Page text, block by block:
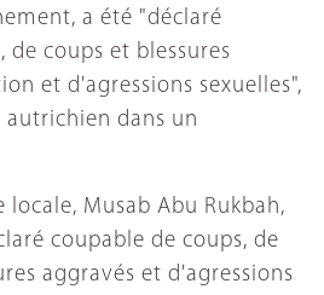
a été "déclaré
coups et blessures
et d'agressions sexuelles",
dans un
locale, Musab Abu Rukbah,
coupable de coups, de
aggravés et d'agressions